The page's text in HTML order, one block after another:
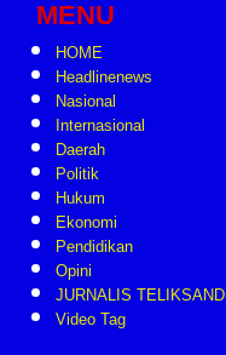
MENU
HOME
Headlinenews
Nasional
Internasional
Daerah
Politik
Hukum
Ekonomi
Pendidikan
Opini
JURNALIS TELIKSANDI
Video Tag